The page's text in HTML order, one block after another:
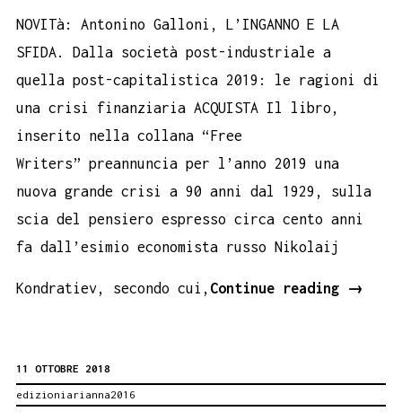
NOVITà: Antonino Galloni, L’INGANNO E LA
SFIDA. Dalla società post-industriale a
quella post-capitalistica 2019: le ragioni di
una crisi finanziaria ACQUISTA Il libro,
inserito nella collana “Free
Writers” preannuncia per l’anno 2019 una
nuova grande crisi a 90 anni dal 1929, sulla
scia del pensiero espresso circa cento anni
fa dall’esimio economista russo Nikolaij
Kondratiev, secondo cui, Continue reading →
11 OTTOBRE 2018
edizioniarianna2016